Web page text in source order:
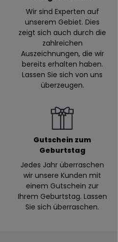
Wir sind Experten auf
unserem Gebiet. Dies
zeigt sich auch durch die
zahlreichen
Auszeichnungen, die wir
bereits erhalten haben.
Lassen Sie sich von uns
überzeugen.
Gutschein zum
Geburtstag
Jedes Jahr überraschen
wir unsere Kunden mit
einem Gutschein zur
Ihrem Geburtstag. Lassen
Sie sich überraschen.